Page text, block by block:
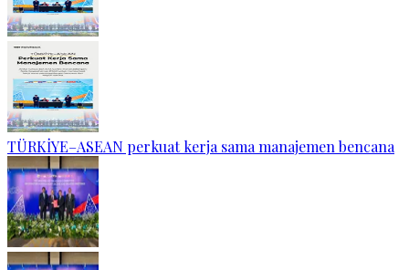
TÜRKİYE–ASEAN perkuat kerja sama manajemen bencana